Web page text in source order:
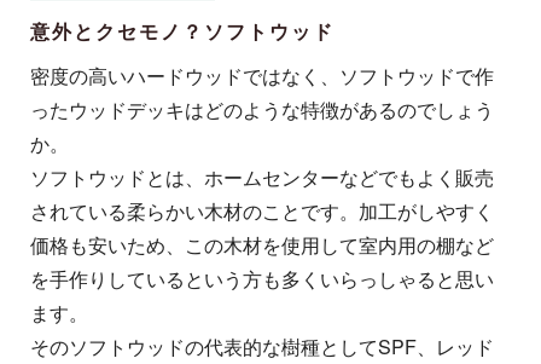
意外とクセモノ？ソフトウッド
密度の高いハードウッドではなく、ソフトウッドで作
ったウッドデッキはどのような特徴があるのでしょう
か。
ソフトウッドとは、ホームセンターなどでもよく販売
されている柔らかい木材のことです。加工がしやすく
価格も安いため、この木材を使用して室内用の棚など
を手作りしているという方も多くいらっしゃると思い
ます。
そのソフトウッドの代表的な樹種としてSPF、レッド